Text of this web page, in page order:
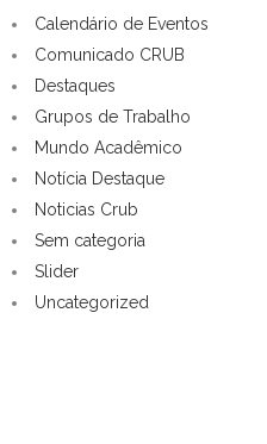
Calendário de Eventos
Comunicado CRUB
Destaques
Grupos de Trabalho
Mundo Acadêmico
Notícia Destaque
Noticias Crub
Sem categoria
Slider
Uncategorized